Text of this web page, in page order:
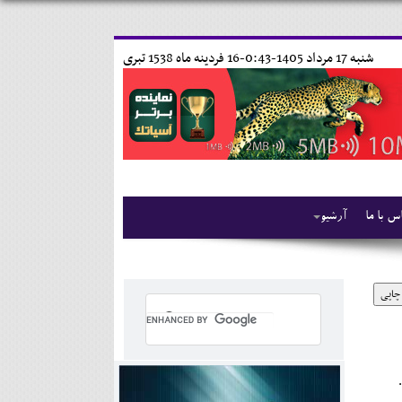
16 فردينه ماه 1538 تبری شنبه 17 مرداد 1405-0:43-
آرشیو با ما